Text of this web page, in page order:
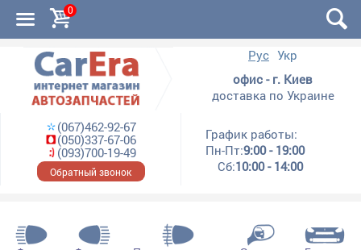
0
Рус Укр
офис - г. Киев
доставка по Украине
(067)462-92-67
(050)337-67-06
(093)700-19-49
Обратный звонок
График работы:
Пн-Пт:9:00 - 19:00
Сб:10:00 - 14:00